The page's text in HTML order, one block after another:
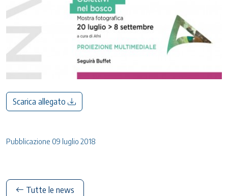
Scarica allegato
Pubblicazione 09 luglio 2018
Tutte le news